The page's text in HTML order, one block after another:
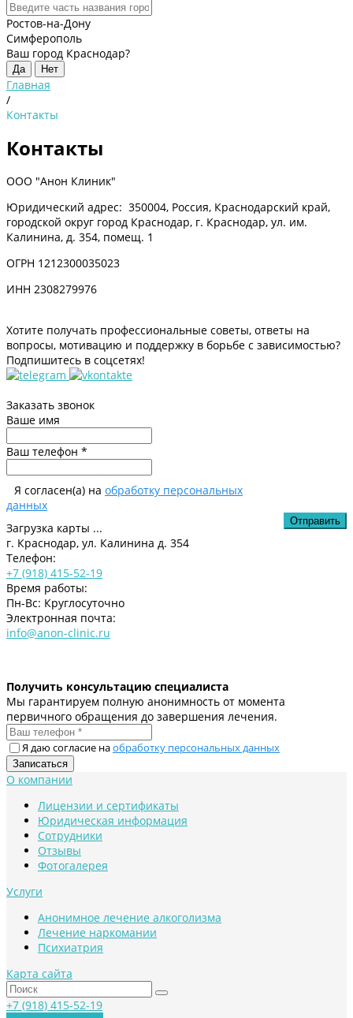
Ростов-на-Дону
Симферополь
Ваш город Краснодар?
Да Нет
Главная
/
Контакты
Контакты
ООО "Анон Клиник"
Юридический адрес: 350004, Россия, Краснодарский край,
городской округ город Краснодар, г. Краснодар, ул. им.
Калинина, д. 354, помещ. 1
ОГРН 1212300035023
ИНН 2308279976
Хотите получать профессиональные советы, ответы на
вопросы, мотивацию и поддержку в борьбе с зависимостью?
Подпишитесь в соцсетях!
Заказать звонок
Ваше имя
Ваш телефон *
Я согласен(а) на обработку персональных
данных
Загрузка карты ...
г. Краснодар, ул. Калинина д. 354
Телефон:
+7 (918) 415-52-19
Время работы:
Пн-Вс: Круглосуточно
Электронная почта:
info@anon-clinic.ru
Получить консультацию специалиста
Мы гарантируем полную анонимность от момента
первичного обращения до завершения лечения.
Я даю согласие наобработку персональных данных
О компании
Лицензии и сертификаты
Юридическая информация
Сотрудники
Отзывы
Фотогалерея
Услуги
Анонимное лечение алкоголизма
Лечение наркомании
Психиатрия
Карта сайта
+7 (918) 415-52-19